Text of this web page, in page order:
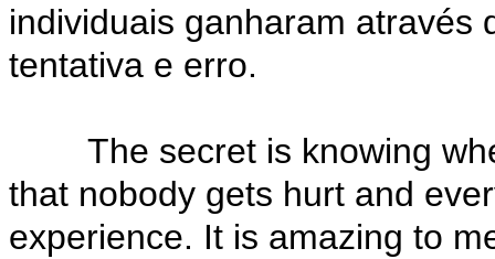
individuais ganharam através
tentativa e erro.
The secret is knowing
that nobody gets hurt and
experience. It is amazing to